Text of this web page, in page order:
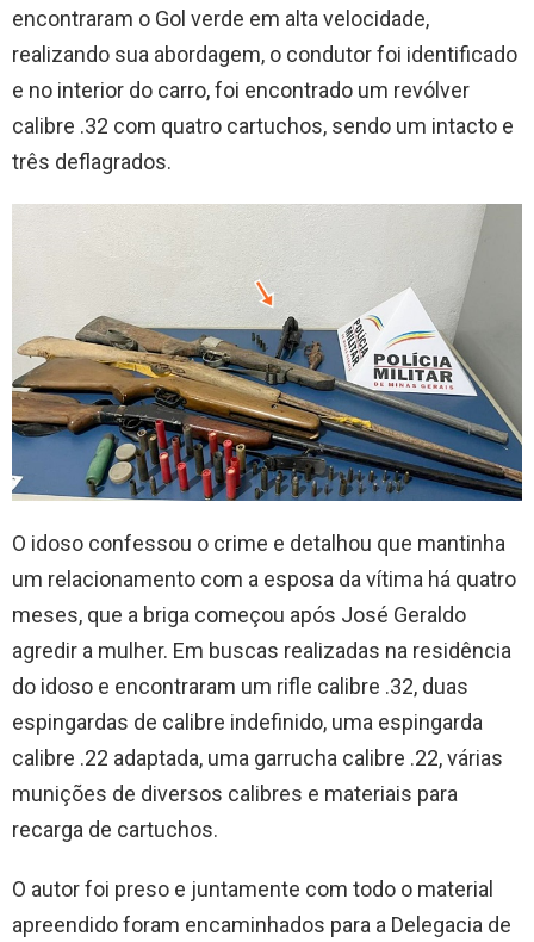
encontraram o Gol verde em alta velocidade,
realizando sua abordagem, o condutor foi identificado
e no interior do carro, foi encontrado um revólver
calibre .32 com quatro cartuchos, sendo um intacto e
três deflagrados.
O idoso confessou o crime e detalhou que mantinha
um relacionamento com a esposa da vítima há quatro
meses, que a briga começou após José Geraldo
agredir a mulher. Em buscas realizadas na residência
do idoso e encontraram um rifle calibre .32, duas
espingardas de calibre indefinido, uma espingarda
calibre .22 adaptada, uma garrucha calibre .22, várias
munições de diversos calibres e materiais para
recarga de cartuchos.
O autor foi preso e juntamente com todo o material
apreendido foram encaminhados para a Delegacia de